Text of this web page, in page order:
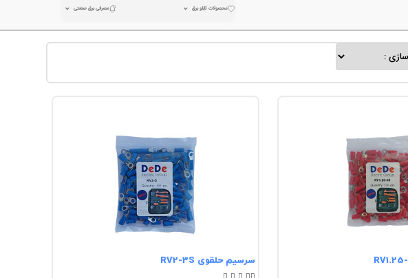
محصولات تابلو برق مصرفی برق صنعتی
سرسیم حلقوی RV2-3S
   